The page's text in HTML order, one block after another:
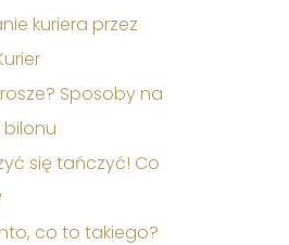
kuriera przez
Sposoby na
się tańczyć! Co
co to takiego?